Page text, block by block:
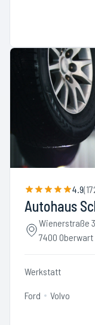
4.9(
Autohaus
Wienerstraße
7400 Oberwart
Werkstatt
Ford Volvo